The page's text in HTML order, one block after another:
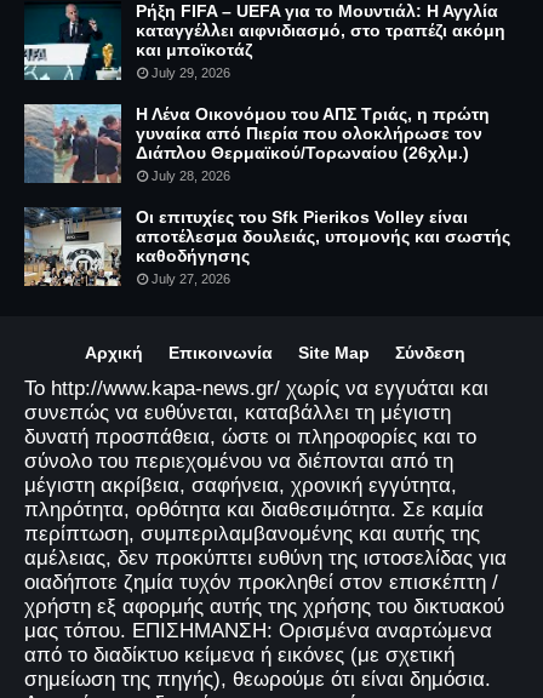
Ρήξη FIFA – UEFA για το Μουντιάλ: Η Αγγλία
καταγγέλλει αιφνιδιασμό, στο τραπέζι ακόμη
και μποϊκοτάζ
July 29, 2026
Η Λένα Οικονόμου του ΑΠΣ Τριάς, η πρώτη
γυναίκα από Πιερία που ολοκλήρωσε τον
Διάπλου Θερμαϊκού/Τορωναίου (26χλμ.)
July 28, 2026
Οι επιτυχίες του Sfk Pierikos Volley είναι
αποτέλεσμα δουλειάς, υπομονής και σωστής
καθοδήγησης
July 27, 2026
Αρχική Επικοινωνία Site Map Σύνδεση
Το http://www.kapa-news.gr/ χωρίς να εγγυάται και
συνεπώς να ευθύνεται, καταβάλλει τη μέγιστη
δυνατή προσπάθεια, ώστε οι πληροφορίες και το
σύνολο του περιεχομένου να διέπονται από τη
μέγιστη ακρίβεια, σαφήνεια, χρονική εγγύτητα,
πληρότητα, ορθότητα και διαθεσιμότητα. Σε καμία
περίπτωση, συμπεριλαμβανομένης και αυτής της
αμέλειας, δεν προκύπτει ευθύνη της ιστοσελίδας για
οιαδήποτε ζημία τυχόν προκληθεί στον επισκέπτη /
χρήστη εξ αφορμής αυτής της χρήσης του δικτυακού
μας τόπου. ΕΠΙΣΗΜΑΝΣΗ: Ορισμένα αναρτώμενα
από το διαδίκτυο κείμενα ή εικόνες (με σχετική
σημείωση της πηγής), θεωρούμε ότι είναι δημόσια.